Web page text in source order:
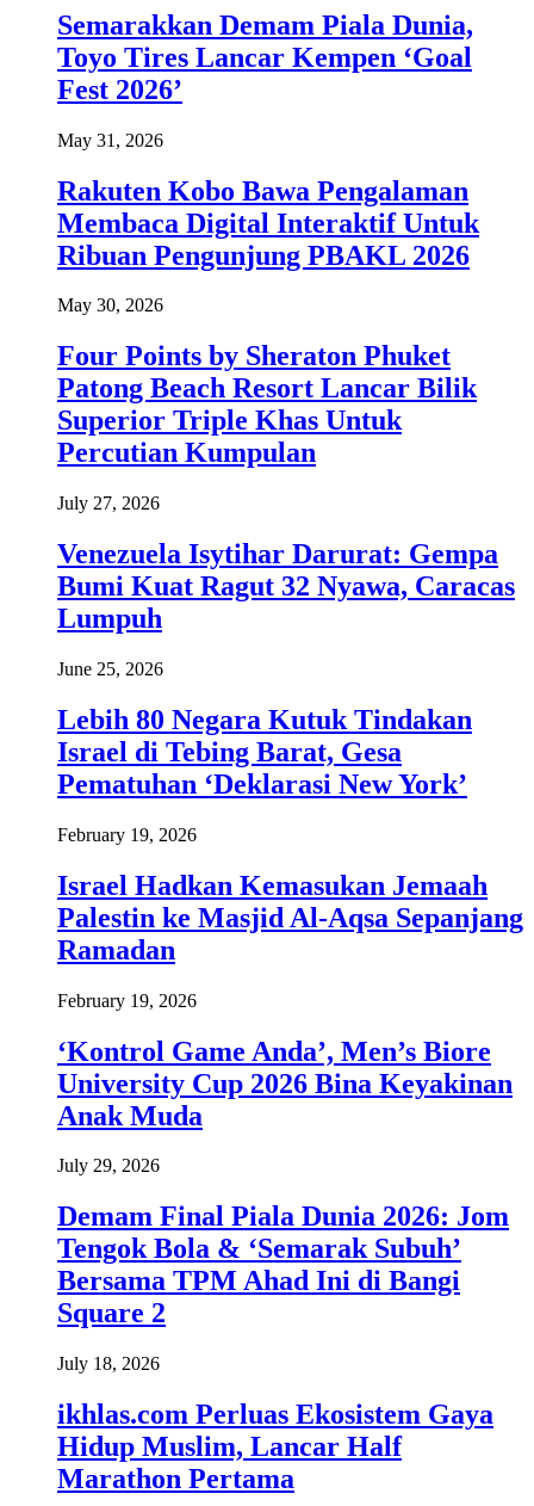
Semarakkan Demam Piala Dunia,
Toyo Tires Lancar Kempen ‘Goal
Fest 2026’
May 31, 2026
Rakuten Kobo Bawa Pengalaman
Membaca Digital Interaktif Untuk
Ribuan Pengunjung PBAKL 2026
May 30, 2026
Four Points by Sheraton Phuket
Patong Beach Resort Lancar Bilik
Superior Triple Khas Untuk
Percutian Kumpulan
July 27, 2026
Venezuela Isytihar Darurat: Gempa
Bumi Kuat Ragut 32 Nyawa, Caracas
Lumpuh
June 25, 2026
Lebih 80 Negara Kutuk Tindakan
Israel di Tebing Barat, Gesa
Pematuhan ‘Deklarasi New York’
February 19, 2026
Israel Hadkan Kemasukan Jemaah
Palestin ke Masjid Al-Aqsa Sepanjang
Ramadan
February 19, 2026
‘Kontrol Game Anda’, Men’s Biore
University Cup 2026 Bina Keyakinan
Anak Muda
July 29, 2026
Demam Final Piala Dunia 2026: Jom
Tengok Bola & ‘Semarak Subuh’
Bersama TPM Ahad Ini di Bangi
Square 2
July 18, 2026
ikhlas.com Perluas Ekosistem Gaya
Hidup Muslim, Lancar Half
Marathon Pertama